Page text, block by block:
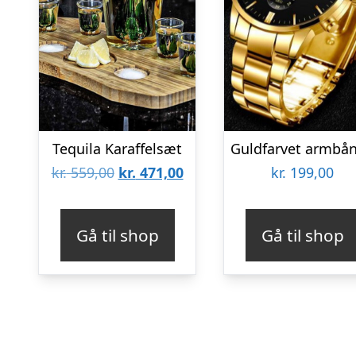
Tequila Karaffelsæt
kr.559,00 Den
var:
kr. 559,00.
kr. 471,00Den
kr. 471,00.
Gå til shop
kr. 199,00
Gå til shop